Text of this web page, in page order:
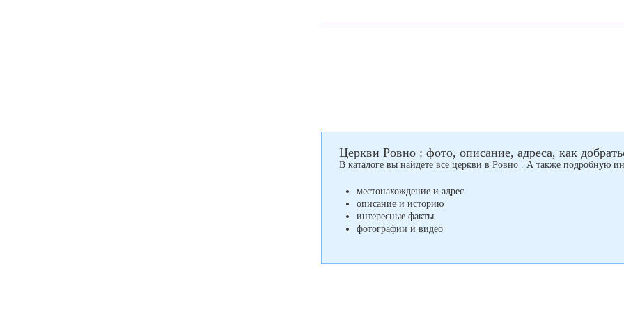
Церкви Ровно : фото, описание, адреса, как
В каталоге вы найдете все церкви в Ровно . А также подробную
местонахождение и адрес
описание и историю
интересные факты
фотографии и видео